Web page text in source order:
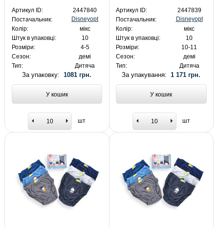
Артикул ID:
2447840
Постачальник:
Disneyopt
Колір:
мікс
Штук в упаковці:
10
Розміри:
4-5
Сезон:
демі
Тип:
Дитяча
За упаковку:1081 грн.
У кошик
шт
Артикул ID:
2447839
Постачальник:
Disneyopt
Колір:
мікс
Штук в упаковці:
10
Розміри:
10-11
Сезон:
демі
Тип:
Дитяча
За упакування:1 171 грн.
У кошик
шт